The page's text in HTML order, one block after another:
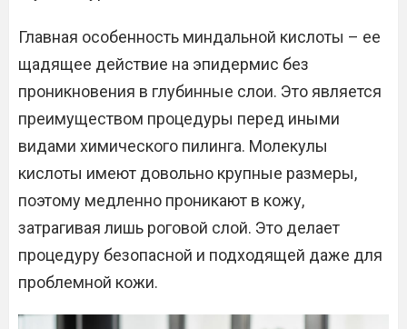
Главная особенность миндальной кислоты – ее
щадящее действие на эпидермис без
проникновения в глубинные слои. Это является
преимуществом процедуры перед иными
видами химического пилинга. Молекулы
кислоты имеют довольно крупные размеры,
поэтому медленно проникают в кожу,
затрагивая лишь роговой слой. Это делает
процедуру безопасной и подходящей даже для
проблемной кожи.